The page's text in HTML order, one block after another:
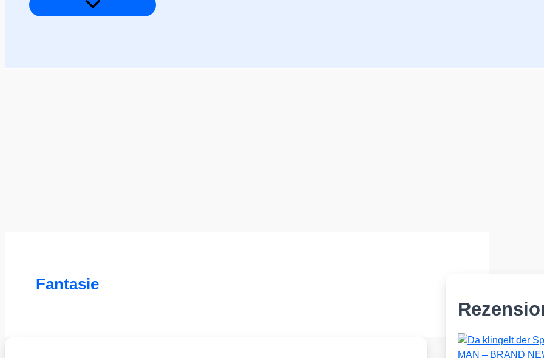
Fantasie